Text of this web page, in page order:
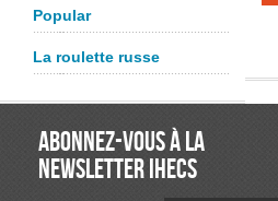
Popular
La roulette russe
ABONNEZ-VOUS À LA
NEWSLETTER IHECS